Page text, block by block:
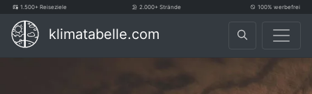
1.500+ Reiseziele 2.000+ Strände 100% werbefrei
klimatabelle.com